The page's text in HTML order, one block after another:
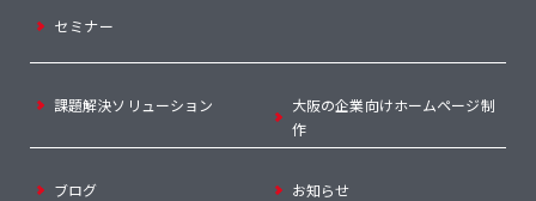
セミナー
課題解決ソリューション
大阪の企業向けホームページ制
作
ブログ お知らせ